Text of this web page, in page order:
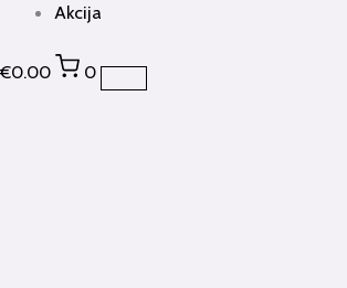
Akcija
€0.00 0